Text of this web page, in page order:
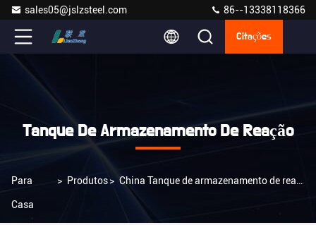
sales05@jslzsteel.com 86--13338118366
Citações
Tanque De Armazenamento De Reação
Para
Casa
> Produtos > China Tanque de armazenamento de reação